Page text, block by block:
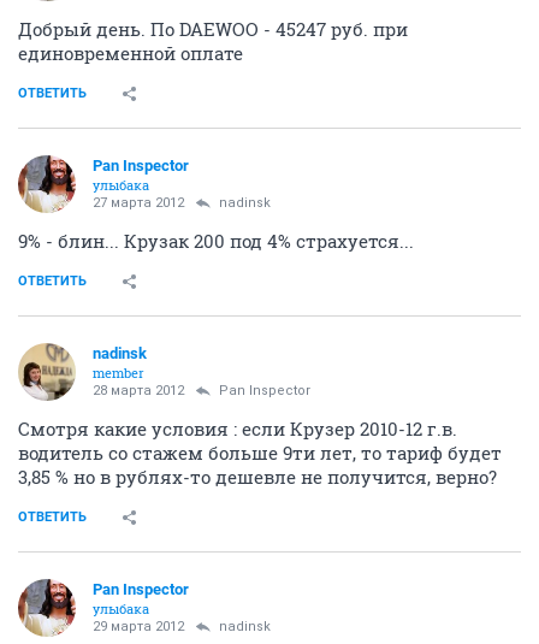
Добрый день. По DAEWOO - 45247 руб. при
единовременной оплате
ОТВЕТИТЬ
Pan Inspector
улыбака
27 марта 2012 nadinsk
9% - блин... Крузак 200 под 4% страхуется...
ОТВЕТИТЬ
nadinsk
member
28 марта 2012 Pan Inspector
Смотря какие условия : если Крузер 2010-12 г.в.
водитель со стажем больше 9ти лет, то тариф будет
3,85 % но в рублях-то дешевле не получится, верно?
ОТВЕТИТЬ
Pan Inspector
улыбака
29 марта 2012 nadinsk